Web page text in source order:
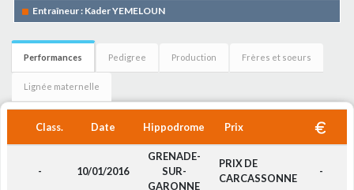
Entraîneur : Kader YEMELOUN
Performances Pedigree Production Frères et soeurs
Lignée maternelle
Class. Date Hippodrome Prix
- 10/01/2016
GRENADE-
SUR-
GARONNE
PRIX DE
CARCASSONNE
-